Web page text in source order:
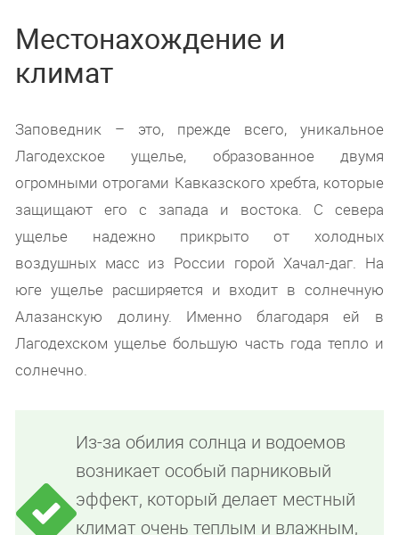
Местонахождение и
климат
Заповедник – это, прежде всего, уникальное
Лагодехское ущелье, образованное двумя
огромными отрогами Кавказского хребта, которые
защищают его с запада и востока. С севера
ущелье надежно прикрыто от холодных
воздушных масс из России горой Хачал-даг. На
юге ущелье расширяется и входит в солнечную
Алазанскую долину. Именно благодаря ей в
Лагодехском ущелье большую часть года тепло и
солнечно.
Из-за обилия солнца и водоемов
возникает особый парниковый
эффект, который делает местный
климат очень теплым и влажным,